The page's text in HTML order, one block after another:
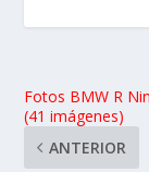
Fotos BMW R
(41 imágenes)
ANTERIOR